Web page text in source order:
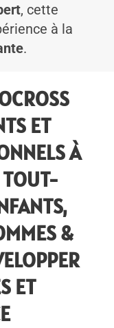
, cette
à la
.
ET
À
&
ET